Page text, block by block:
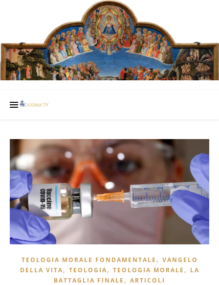
TEOLOGIA MORALE FONDAMENTALE , VANGELO
DELLA VITA, TEOLOGIA, TEOLOGIA MORALE , LA
BATTAGLIA FINALE , ARTICOLI